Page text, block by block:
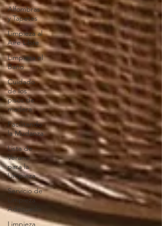
Alfombras
y Tapetes
Limpieza al
Aire Libre
Limpieza el
Baño
Cuidado
de los
pisos de
madera
Facilitando
la Mudanza
Lista de
Verano
para la
Limpieza
Servicio de
Limpieza
Adecuado
Limpieza